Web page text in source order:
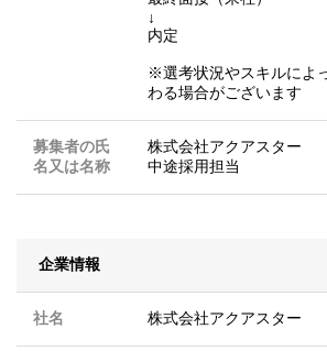
↓
内定
※選考状況やスキルによ
わる場合がございます
募集者の氏
名又は名称
株式会社アクアスター
中途採用担当
企業情報
社名 株式会社アクアスター